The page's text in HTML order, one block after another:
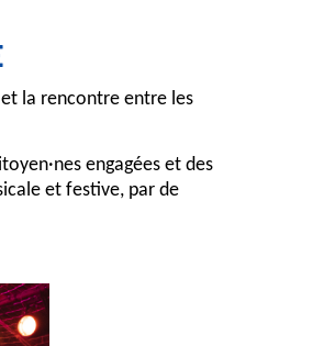
et la rencontre entre les
engagées et des
et festive, par de